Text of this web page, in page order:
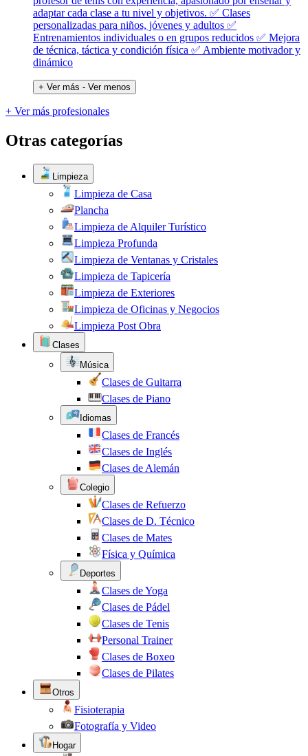
adaptar cada clase a tu nivel y objetivos. ✅ Clases
personalizadas para niños, jóvenes y adultos ✅
Entrenamientos individuales o en grupos reducidos ✅ Mejora
de técnica, táctica y condición física ✅ Ambiente motivador y
dinámico
+ Ver más - Ver menos
+ Ver más profesionales
Otras categorías
Limpieza
Limpieza de Casa
Plancha
Limpieza de Alquiler Turístico
Limpieza Profunda
Limpieza de Ventanas y Cristales
Limpieza de Tapicería
Limpieza de Exteriores
Limpieza de Oficinas y Negocios
Limpieza Post Obra
Clases
Música
Clases de Guitarra
Clases de Piano
Idiomas
Clases de Francés
Clases de Inglés
Clases de Alemán
Colegio
Clases de Refuerzo
Clases de D. Técnico
Clases de Mates
Física y Química
Deportes
Clases de Yoga
Clases de Pádel
Clases de Tenis
Personal Trainer
Clases de Boxeo
Clases de Pilates
Otros
Fisioterapia
Fotografía y Video
Hogar